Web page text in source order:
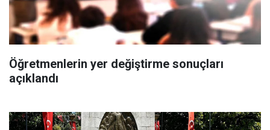
Öğretmenlerin yer değiştirme sonuçları
açıklandı